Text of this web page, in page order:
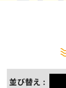
並び替え